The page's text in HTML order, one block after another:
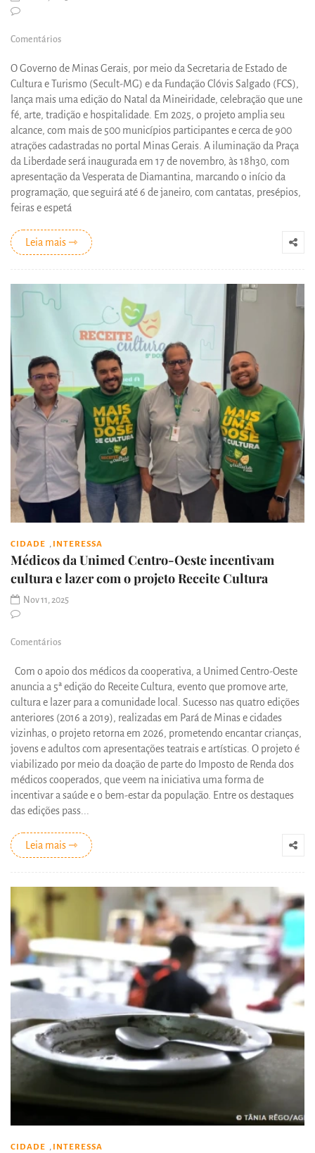
Comentários
O Governo de Minas Gerais, por meio da Secretaria de Estado de
Cultura e Turismo (Secult-MG) e da Fundação Clóvis Salgado (FCS),
lança mais uma edição do Natal da Mineiridade, celebração que une
fé, arte, tradição e hospitalidade. Em 2025, o projeto amplia seu
alcance, com mais de 500 municípios participantes e cerca de 900
atrações cadastradas no portal Minas Gerais. A iluminação da Praça
da Liberdade será inaugurada em 17 de novembro, às 18h30, com
apresentação da Vesperata de Diamantina, marcando o início da
programação, que seguirá até 6 de janeiro, com cantatas, presépios,
feiras e espetá
Leia mais ⇾
CIDADE , INTERESSA
Médicos da Unimed Centro-Oeste incentivam
cultura e lazer com o projeto Receite Cultura
Nov 11, 2025
Comentários
Com o apoio dos médicos da cooperativa, a Unimed Centro-Oeste
anuncia a 5ª edição do Receite Cultura, evento que promove arte,
cultura e lazer para a comunidade local. Sucesso nas quatro edições
anteriores (2016 a 2019), realizadas em Pará de Minas e cidades
vizinhas, o projeto retorna em 2026, prometendo encantar crianças,
jovens e adultos com apresentações teatrais e artísticas. O projeto é
viabilizado por meio da doação de parte do Imposto de Renda dos
médicos cooperados, que veem na iniciativa uma forma de
incentivar a saúde e o bem-estar da população. Entre os destaques
das edições pass...
Leia mais ⇾
CIDADE INTERESSA